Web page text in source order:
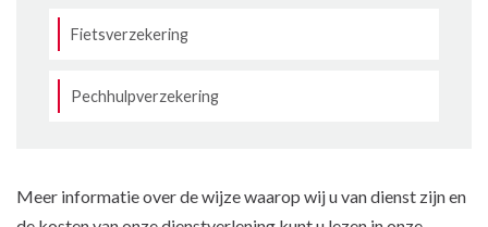
Fietsverzekering
Pechhulpverzekering
Meer informatie over de wijze waarop wij u van dienst zijn en